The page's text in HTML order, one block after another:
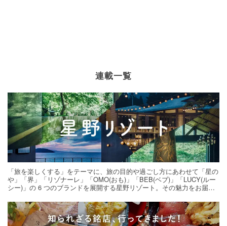
連載一覧
「旅を楽しくする」をテーマに、旅の目的や過ごし方にあわせて「星の
や」「界」「リゾナーレ」「OMO(おも)」「BEB(ベブ)」「LUCY(ルー
シー)」の 6 つのブランドを展開する星野リゾート。その魅力をお届け